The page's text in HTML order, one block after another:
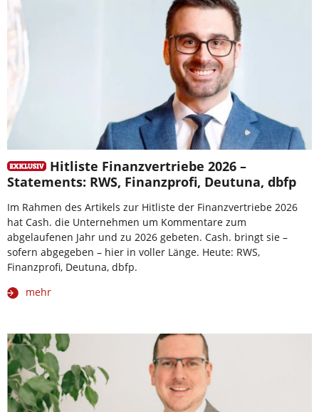
Hitliste Finanzvertriebe 2026 –
Statements: RWS, Finanzprofi, Deutuna, dbfp
Im Rahmen des Artikels zur Hitliste der Finanzvertriebe 2026
hat Cash. die Unternehmen um Kommentare zum
abgelaufenen Jahr und zu 2026 gebeten. Cash. bringt sie –
sofern abgegeben – hier in voller Länge. Heute: RWS,
Finanzprofi, Deutuna, dbfp.
mehr